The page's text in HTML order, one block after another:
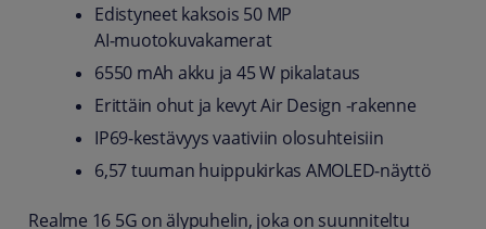
Edistyneet kaksois 50 MP
AI‑muotokuvakamerat
6550 mAh akku ja 45 W pikalataus
Erittäin ohut ja kevyt Air Design -rakenne
IP69‑kestävyys vaativiin olosuhteisiin
6,57 tuuman huippukirkas AMOLED‑näyttö
Realme 16 5G on älypuhelin, joka on suunniteltu